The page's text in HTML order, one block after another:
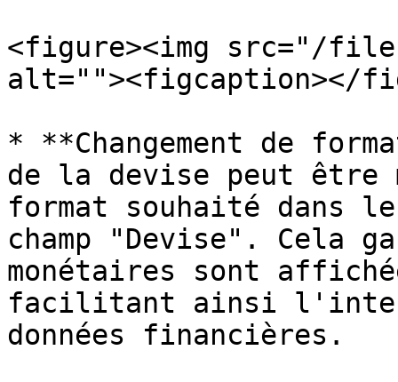
<figure><img src="/
alt=""><figcaption></
* **Changement de
de la devise peut être
format souhaité dans
champ "Devise". Cela
monétaires sont
facilitant ainsi
données financières.